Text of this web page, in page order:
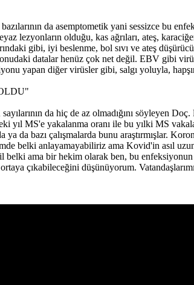
da asemptometik yani sessizce bu
lezyonların olduğu, kas ağrıları, ateş,
gibi, iyi beslenme, bol sıvı ve ateş
datalar henüz çok net değil. EBV gibi
yapan diğer virüsler gibi, salgı yoluyla,
da hiç de az olmadığını söyleyen
MS'e yakalanma oranı ile bu yılki MS
ya da bazı çalışmalarda bunu araştırmışlar.
belki anlayamayabiliriz ama Kovid'in asıl
ama bir hekim olarak ben, bu
çıkabileceğini düşünüyorum.